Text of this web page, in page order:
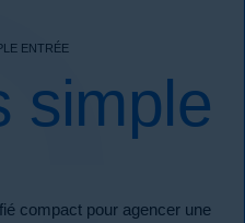
ENTRÉE
simple
compact pour agencer une